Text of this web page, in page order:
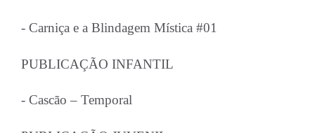
- Carniça e a Blindagem Mística #01
PUBLICAÇÃO INFANTIL
- Cascão – Temporal